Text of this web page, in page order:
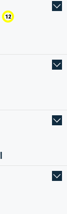
12